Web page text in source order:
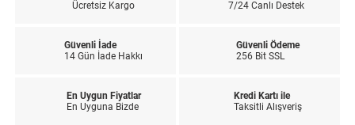
Ücretsiz Kargo
7/24 Canlı Destek
Güvenli İade
14 Gün İade Hakkı
Güvenli Ödeme
256 Bit SSL
En Uygun Fiyatlar
En Uyguna Bizde
Kredi Kartı ile
Taksitli Alışveriş